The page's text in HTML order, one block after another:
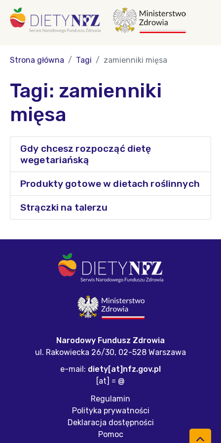
Strona główna Tagi zamienniki mięsa
Tagi: zamienniki
mięsa
Gdy chcesz rozpocząć dietę
wegetariańską
Produkty gotowe w dietach roślinnych
Strączki na talerzu
Narodowy Fundusz Zdrowia
ul. Rakowiecka 26/30, 02-528 Warszawa
e-mail: diety[at]nfz.gov.pl
[at] = @
Regulamin
Polityka prywatności
Deklaracja dostępności
Pomoc